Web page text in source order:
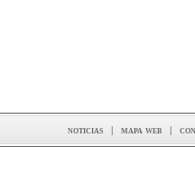
noticias mapa web